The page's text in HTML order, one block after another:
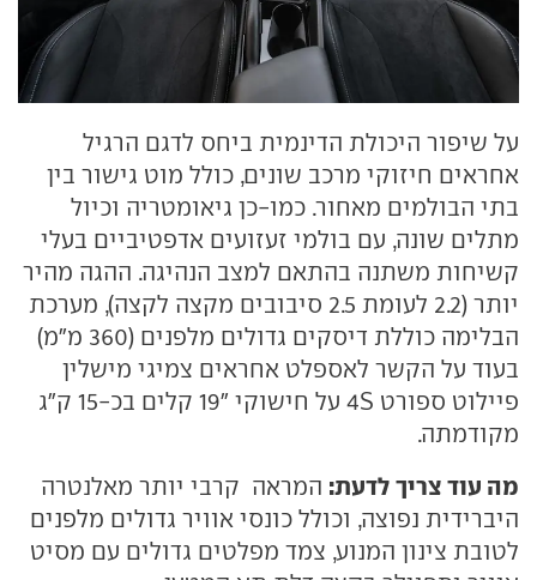
על שיפור היכולת הדינמית ביחס לדגם הרגיל
אחראים חיזוקי מרכב שונים, כולל מוט גישור בין
בתי הבולמים מאחור. כמו-כן גיאומטריה וכיול
מתלים שונה, עם בולמי זעזועים אדפטיביים בעלי
קשיחות משתנה בהתאם למצב הנהיגה. ההגה מהיר
יותר (2.2 לעומת 2.5 סיבובים מקצה לקצה), מערכת
הבלימה כוללת דיסקים גדולים מלפנים (360 מ"מ)
בעוד על הקשר לאספלט אחראים צמיגי מישלין
פיילוט ספורט 4S על חישוקי "19 קלים בכ-15 ק"ג
מקודמתה.
מה עוד צריך לדעת: המראה קרבי יותר מאלנטרה
היברידית נפוצה, וכולל כונסי אוויר גדולים מלפנים
לטובת צינון המנוע, צמד מפלטים גדולים עם מסיט